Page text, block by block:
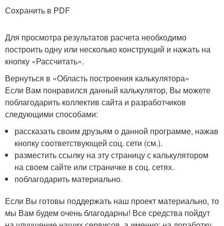
Сохранить в PDF
Для просмотра результатов расчета необходимо
построить одну или несколько конструкций и нажать на
кнопку «Рассчитать».
Вернуться в «Область построения калькулятора»
Если Вам понравился данный калькулятор, Вы можете
поблагодарить коллектив сайта и разработчиков
следующими способами:
рассказать своим друзьям о данной программе, нажав
кнопку соответствующей соц. сети (см.).
разместить ссылку на эту страницу с калькулятором
на своем сайте или страничке в соц. сетях.
поблагодарить материально.
Если Вы готовы поддержать наш проект материально, то
мы Вам будем очень благодарны! Все средства пойдут